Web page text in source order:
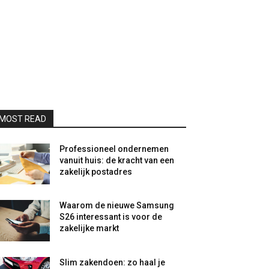
READ
Professioneel ondernemen
vanuit huis: de kracht van een
zakelijk postadres
Waarom de nieuwe Samsung
S26 interessant is voor de
zakelijke markt
Slim zakendoen: zo haal je